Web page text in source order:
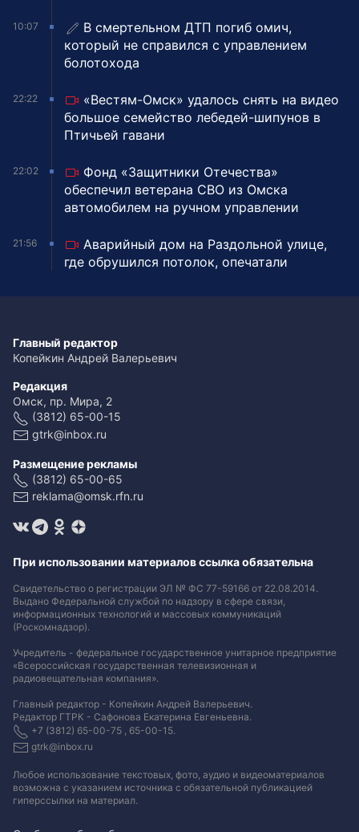
10:07
В смертельном ДТП погиб омич,
который не справился с управлением
болотохода
22:22
«Вестям-Омск» удалось снять на видео
большое семейство лебедей-шипунов в
Птичьей гавани
22:02
Фонд «Защитники Отечества»
обеспечил ветерана СВО из Омска
автомобилем на ручном управлении
21:56
Аварийный дом на Раздольной улице,
где обрушился потолок, опечатали
Главный редактор
Копейкин Андрей Валерьевич
Редакция
Омск, пр. Мира, 2
(3812) 65-00-15
gtrk@inbox.ru
Размещение рекламы
(3812) 65-00-65
reklama@omsk.rfn.ru
При использовании материалов ссылка обязательна
Свидетельство о регистрации ЭЛ № ФС 77-59166 от 22.08.2014.
Выдано Федеральной службой по надзору в сфере связи,
информационных технологий и массовых коммуникаций
(Роскомнадзор).
Учредитель - федеральное государственное унитарное предприятие
«Всероссийская государственная телевизионная и
радиовещательная компания».
Главный редактор - Копейкин Андрей Валерьевич.
Редактор ГТРК - Сафонова Екатерина Евгеньевна.
+7 (3812) 65-00-75 , 65-00-15.
gtrk@inbox.ru
Любое использование текстовых, фото, аудио и видеоматериалов
возможна с указанием источника с обязательной публикацией
гиперссылки на материал.